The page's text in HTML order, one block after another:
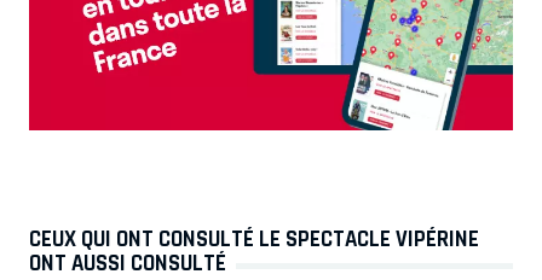
CEUX QUI ONT CONSULTÉ LE SPECTACLE VIPÉRINE
ONT AUSSI CONSULTÉ